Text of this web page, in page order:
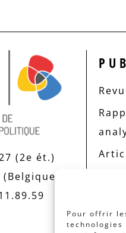
Pour offrir
(2e ét.)